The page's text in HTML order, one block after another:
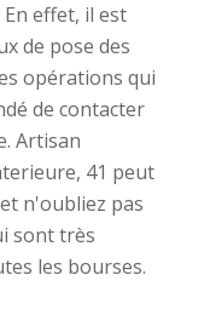
effet, il est
de pose des
opérations qui
de contacter
Artisan
41 peut
n'oubliez pas
sont très
les bourses.